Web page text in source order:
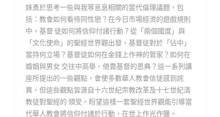
妹勇於思考一些與我等息息相關的當代倫理議題­，包
括：教會如何看待同性戀？在今日市場經濟的遊戲規則
中，基督 徒如何將信仰付諸行動？從「兩個國度」與
「文化使命」的聖經世界觀出發，基督徒對於「­佔中」
當持何立場？基督徒如何在金錢上作神的管家？如何在
婚姻與男女 交往中高舉、倚靠基督的恩典？這一系列講
座所提出的一些觀點，會使多數華人教會信徒感­到詫
異，但這些觀點皆源自十六世紀宗教改革及十七世紀清
教徒對聖經的 領受。盼望這樣一套聖經世界觀能引導當
代華人教會將信仰付諸於行動，在世上作光作鹽。